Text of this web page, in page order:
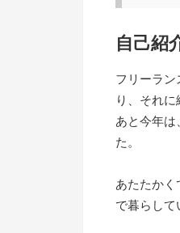
自己紹
フリーラン
り、それ
あと今年は
た。
あたたか
で暮らして